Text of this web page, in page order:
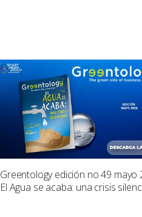
Greentology edición no 49 mayo
El Agua se acaba: una crisis